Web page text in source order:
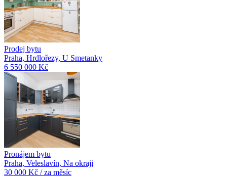
Prodej bytu
Praha, Hrdlořezy, U Smetanky
6 550 000 Kč
Pronájem bytu
Praha, Veleslavín, Na okraji
30 000 Kč / za měsíc